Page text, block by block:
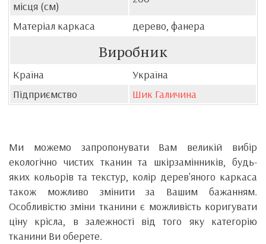
місця (см)
Матеріал каркаса
дерево, фанера
Виробник
Країна
Україна
Підприємство
Шик Галичина
Ми можемо запропонувати Вам великій вибір
екологічно чистих тканин та шкірзамінників, будь-
яких кольорів та текстур, колір дерев'яного каркаса
також можливо змінити за Вашим бажанням.
Особливістю зміни тканини є можливість коригувати
ціну крісла, в залежності від того яку категорію
тканини Ви оберете.